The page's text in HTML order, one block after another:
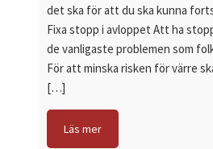
det ska för att du ska kunna
Fixa stopp i avloppet Att ha
de vanligaste problemen som
För att minska risken för värre
[…]